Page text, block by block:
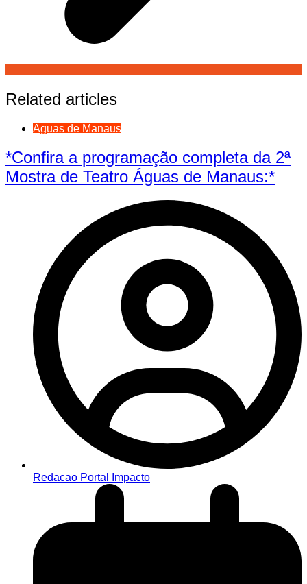
Related articles
Águas de Manaus
*Confira a programação completa da 2ª
Mostra de Teatro Águas de Manaus:*
Redacao Portal Impacto